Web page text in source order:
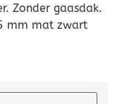
Zonder gaasdak.
mm mat zwart